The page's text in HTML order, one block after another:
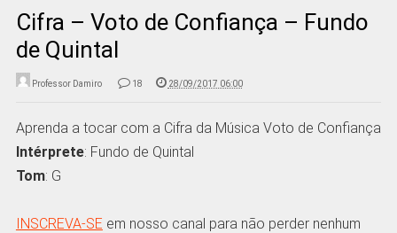
Cifra – Voto de Confiança – Fundo
de Quintal
Professor Damiro 18 28/09/2017 06:00
Aprenda a tocar com a Cifra da Música Voto de Confiança
Intérprete: Fundo de Quintal
Tom: G
INSCREVA-SE em nosso canal para não perder nenhum